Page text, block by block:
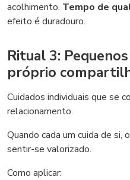
acolhimento. Tempo de
efeito é duradouro.
Ritual 3:
próprio
Cuidados individuais que se
relacionamento.
Quando cada um cuida de si,
sentir-se valorizado.
Como aplicar: